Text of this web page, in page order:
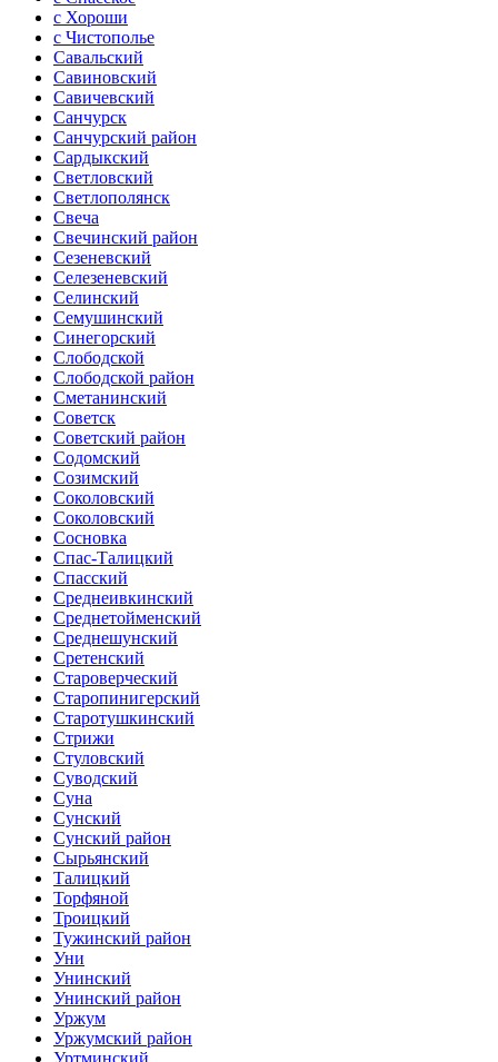
с Хороши
с Чистополье
Савальский
Савиновский
Савичевский
Санчурск
Санчурский район
Сардыкский
Светловский
Светлополянск
Свеча
Свечинский район
Сезеневский
Селезеневский
Селинский
Семушинский
Синегорский
Слободской
Слободской район
Сметанинский
Советск
Советский район
Содомский
Созимский
Соколовский
Соколовский
Сосновка
Спас-Талицкий
Спасский
Среднеивкинский
Среднетойменский
Среднешунский
Сретенский
Староверческий
Старопинигерский
Старотушкинский
Стрижи
Стуловский
Суводский
Суна
Сунский
Сунский район
Сырьянский
Талицкий
Торфяной
Троицкий
Тужинский район
Уни
Унинский
Унинский район
Уржум
Уржумский район
Уртминский